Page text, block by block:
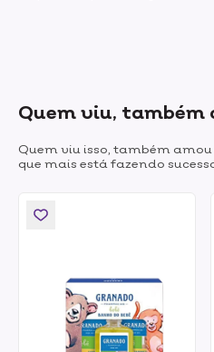
Quem viu, também
Quem viu isso, também
que mais está fazendo